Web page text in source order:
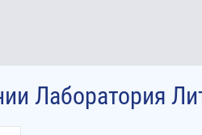
Лаборатория